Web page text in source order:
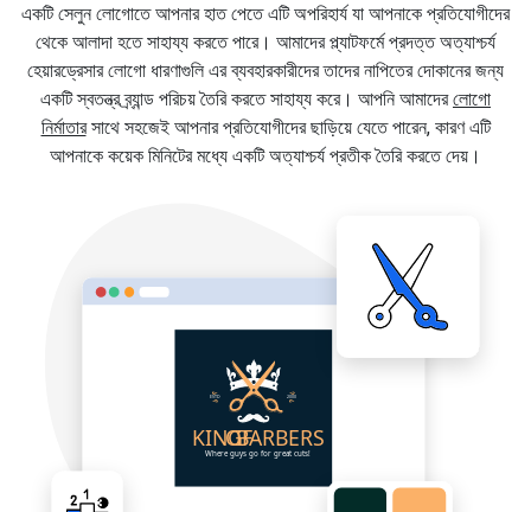
একটি সেলুন লোগোতে আপনার হাত পেতে এটি অপরিহার্য যা আপনাকে প্রতিযোগীদের
থেকে আলাদা হতে সাহায্য করতে পারে। আমাদের প্ল্যাটফর্মে প্রদত্ত অত্যাশ্চর্য
হেয়ারড্রেসার লোগো ধারণাগুলি এর ব্যবহারকারীদের তাদের নাপিতের দোকানের জন্য
একটি স্বতন্ত্র ব্র্যান্ড পরিচয় তৈরি করতে সাহায্য করে। আপনি আমাদেরলোগো
নির্মাতারসাথে সহজেই আপনার প্রতিযোগীদের ছাড়িয়ে যেতে পারেন, কারণ এটি
আপনাকে কয়েক মিনিটের মধ্যে একটি অত্যাশ্চর্য প্রতীক তৈরি করতে দেয়।